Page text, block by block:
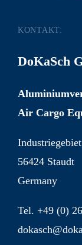
KONTAKT:
DoKaSch
Air Cargo
56424 Staudt
Germany
Tel. +49 (0)